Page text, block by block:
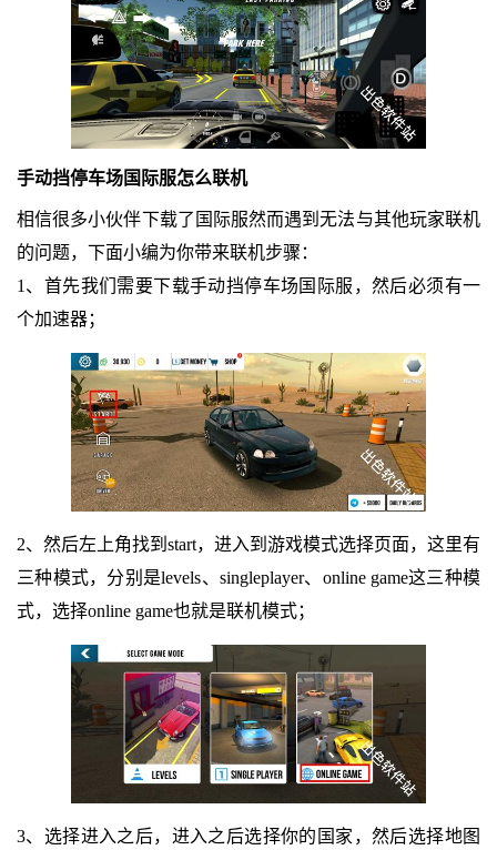
手动挡停车场国际服怎么联机
相信很多小伙伴下载了国际服然而遇到无法与其他玩家联机
的问题，下面小编为你带来联机步骤：
1、首先我们需要下载手动挡停车场国际服，然后必须有一
个加速器；
2、然后左上角找到start，进入到游戏模式选择页面，这里有
三种模式，分别是levels、singleplayer、online game这三种模
式，选择online game也就是联机模式；
3、选择进入之后，进入之后选择你的国家，然后选择地图